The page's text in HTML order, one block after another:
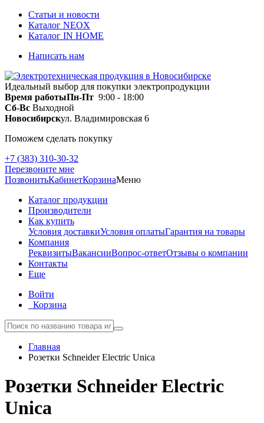
Статьи и новости
Каталог NEOX
Каталог IN HOME
Написать нам
Идеальный выбор для покупки электропродукции
Время работыПн-Пт 9:00 - 18:00
Сб-Вс Выходной
Новосибирскул. Владимировская 6
Поможем сделать покупку
+7 (383) 310-30-32
Перезвоните мне
ПозвонитьКабинетКорзинаМеню
Каталог продукции
Производители
Как купить
Условия доставкиУсловия оплатыГарантия на товары
Компания
РеквизитыВакансииВопрос-ответОтзывы о компании
Контакты
Еще
Войти
Корзина
Главная
Розетки Schneider Electric Unica
Розетки Schneider Electric
Unica